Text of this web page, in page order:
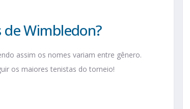
Wimbledon?
assim os nomes variam entre gênero.
os maiores tenistas do torneio!